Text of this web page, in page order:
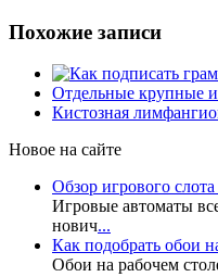
Похожие записи
Отдельные крупные
Кистозная
Новое на сайте
Обзор игрового
Игровые автоматы
нович...
Как подобрать обои
Обои на рабочем